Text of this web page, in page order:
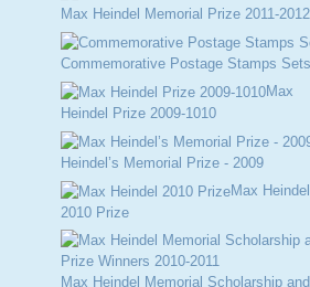
Max Heindel Memorial Prize 2011-2012
Commemorative Postage Stamps Sets
Max
Heindel Prize 2009-1010
Heindel’s Memorial Prize - 2009
Max Heindel
2010 Prize
Max Heindel Memorial Scholarship and